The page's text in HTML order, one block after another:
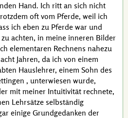
Hand. Ich ritt an sich nicht
oft vom Pferde, weil ich
ich eben zu Pferde war und
achten, in meine inneren Bilder
elementaren Rechnens nahezu
Jahren, da ich von einem
Hauslehrer, einem Sohn des
, unterwiesen wurde,
mit meiner Intuitivität rechnete,
Lehrsätze selbständig
einige Grundgedanken der